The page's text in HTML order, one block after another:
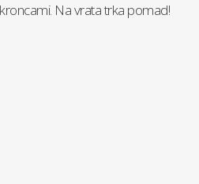
Na vrata trka pomad!